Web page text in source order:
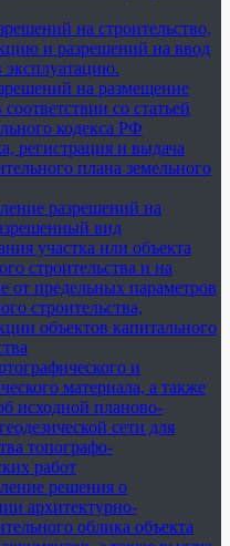
на строительство,
и разрешений на ввод
эксплуатацию.
на размещение
со статьей
кодекса РФ
регистрация и выдача
плана земельного
разрешений на
вид
участка или объекта
строительства и на
от предельных параметров
строительства,
объектов капитального
и
материала, а также
исходной планово-
сети для
топографо-
работ
решения о
архитектурно-
облика объекта